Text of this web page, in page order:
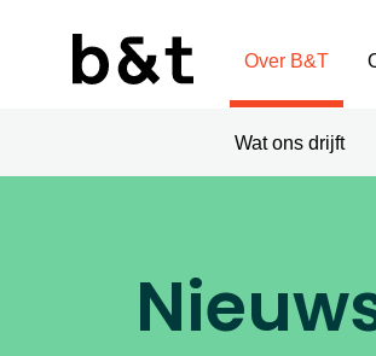
Over B&T
Wat ons drijft